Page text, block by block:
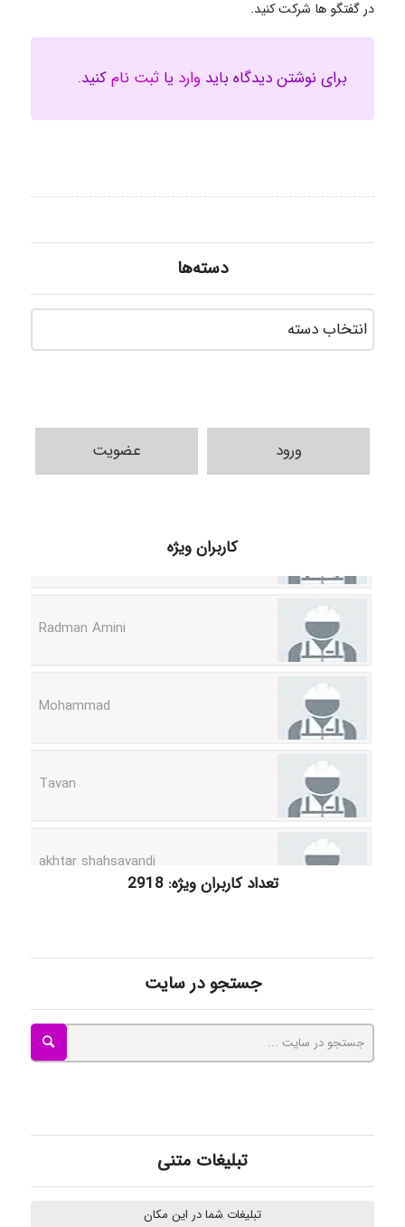
در گفتگو ها شرکت کنید.
برای نوشتن دیدگاه باید وارد یا ثبت نامکنید.
دسته‌ها
ورود عضویت
کاربران ویژه
Nazaninkarkon
Omid
تعداد کاربران ویژه: 2918
جستجو در سایت
تبلیغات متنی
تبلیغات شما در این مکان